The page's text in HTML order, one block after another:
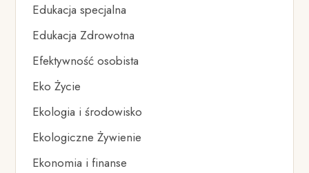
Edukacja specjalna
Edukacja Zdrowotna
Efektywność osobista
Eko Życie
Ekologia i środowisko
Ekologiczne Żywienie
Ekonomia i finanse